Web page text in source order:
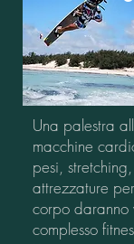
Una palestra
macchine
pesi,
attrezzature
corpo daranno
complesso